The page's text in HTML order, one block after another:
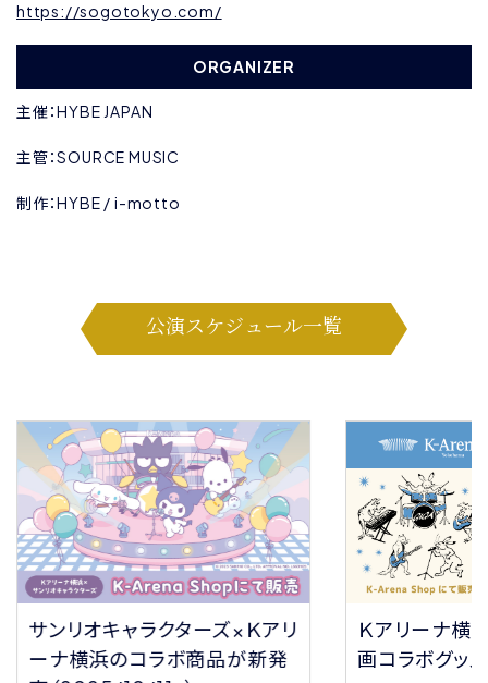
https://sogotokyo.com/
ORGANIZER
主催：HYBE JAPAN
主管：SOURCE MUSIC
制作：HYBE / i-motto
公演スケジュール一覧
サンリオキャラクターズ×Ｋアリ
ーナ横浜のコラボ商品が新発
Ｋアリーナ横
画コラボグッ